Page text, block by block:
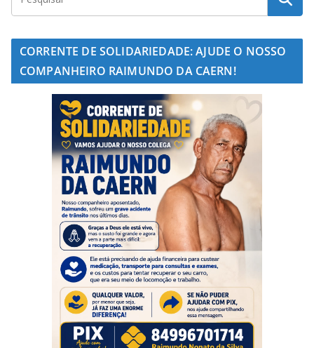
CORRENTE DE SOLIDARIEDADE: AJUDE O NOSSO
COMPANHEIRO RAIMUNDO DA CAERN!